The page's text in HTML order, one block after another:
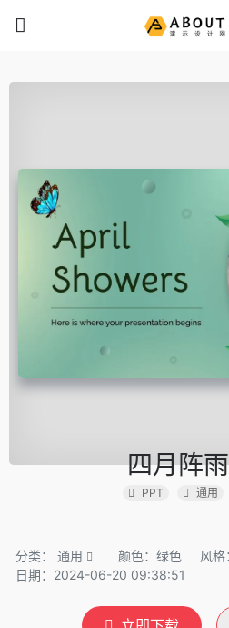
四月阵
PPT 通用
分类： 通用 颜色：绿色
风格
日期：2024-06-20 09:38:51